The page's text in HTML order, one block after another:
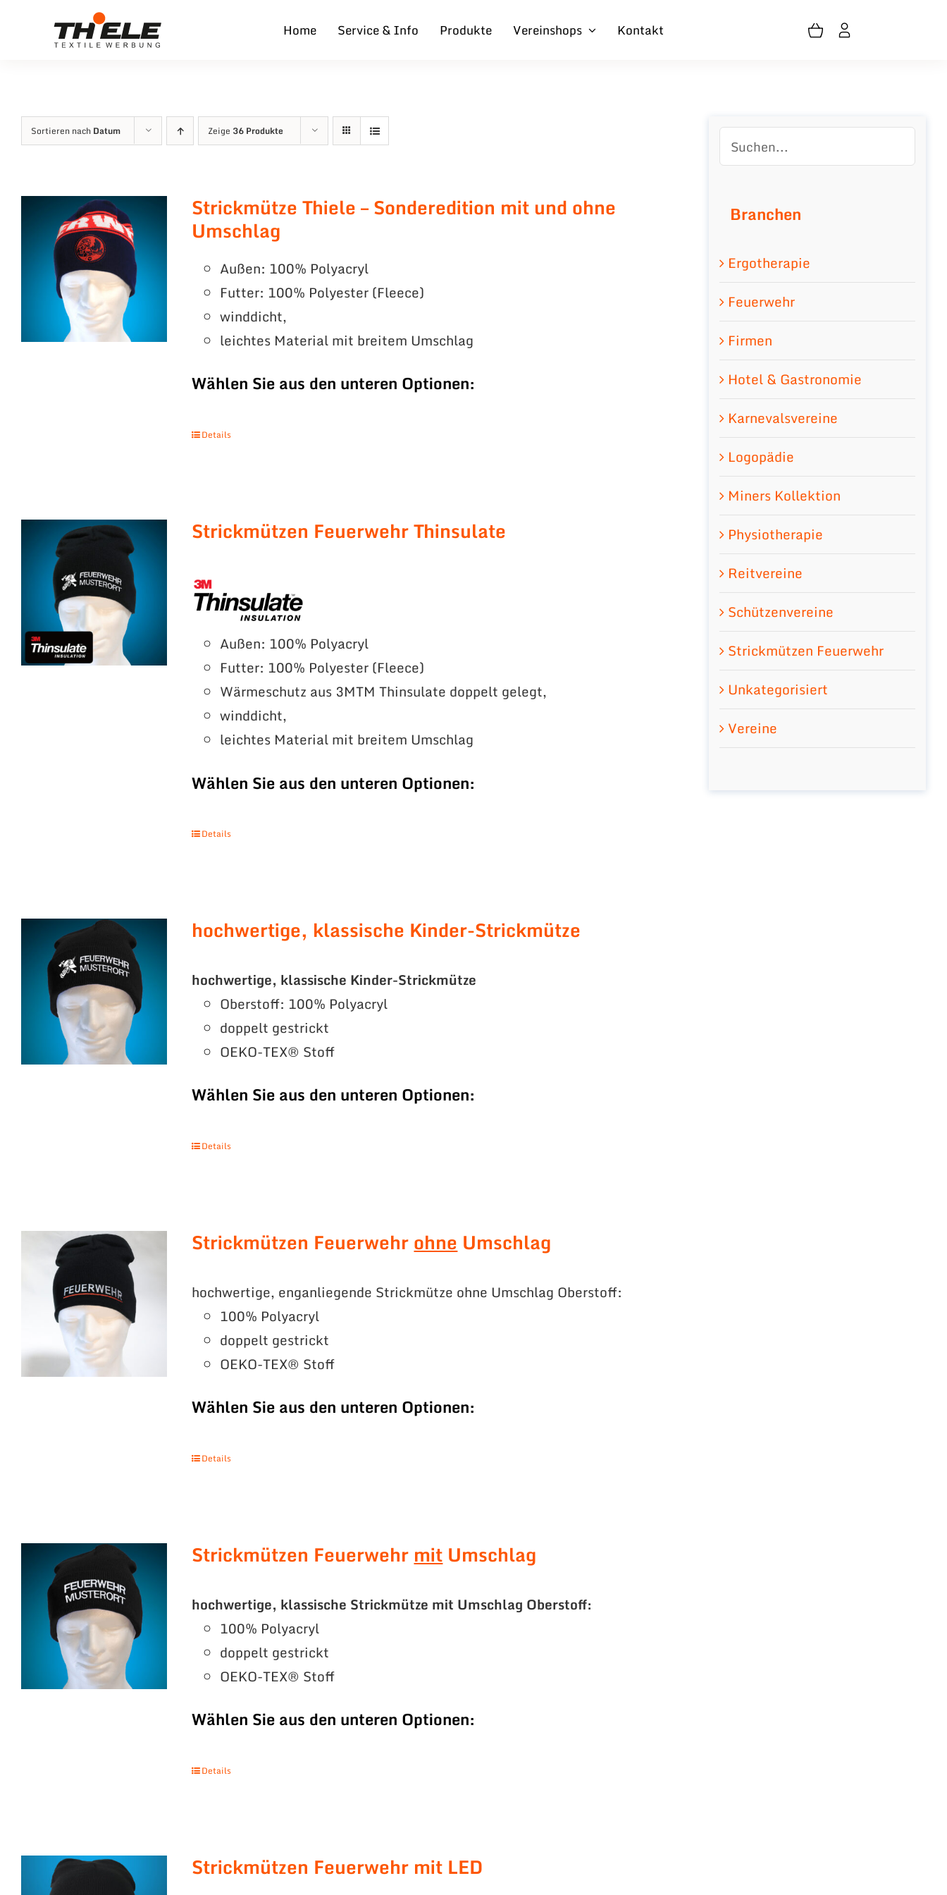
Home Service & Info Produkte Vereinshops Kontakt
Sortieren nach Datum Zeige 36 Produkte
Strickmütze Thiele – Sonderedition mit und ohne
Umschlag
Außen: 100% Polyacryl
Futter: 100% Polyester (Fleece)
winddicht,
leichtes Material mit breitem Umschlag
Wählen Sie aus den unteren Optionen:
Details
Strickmützen Feuerwehr Thinsulate
Außen: 100% Polyacryl
Futter: 100% Polyester (Fleece)
Wärmeschutz aus 3MTM Thinsulate doppelt gelegt,
winddicht,
leichtes Material mit breitem Umschlag
Wählen Sie aus den unteren Optionen:
Details
hochwertige, klassische Kinder-Strickmütze
hochwertige, klassische Kinder-Strickmütze
Oberstoff: 100% Polyacryl
doppelt gestrickt
OEKO-TEX® Stoff
Wählen Sie aus den unteren Optionen:
Details
Strickmützen Feuerwehrohne Umschlag
hochwertige, enganliegende Strickmütze ohne Umschlag Oberstoff:
100% Polyacryl
doppelt gestrickt
OEKO-TEX® Stoff
Wählen Sie aus den unteren Optionen:
Details
Strickmützen Feuerwehr mit Umschlag
hochwertige, klassische Strickmütze mit Umschlag Oberstoff:
100% Polyacryl
doppelt gestrickt
OEKO-TEX® Stoff
Wählen Sie aus den unteren Optionen:
Details
Strickmützen Feuerwehr mit LED
Branchen
Ergotherapie
Feuerwehr
Firmen
Hotel & Gastronomie
Karnevalsvereine
Logopädie
Miners Kollektion
Physiotherapie
Reitvereine
Schützenvereine
Strickmützen Feuerwehr
Unkategorisiert
Vereine